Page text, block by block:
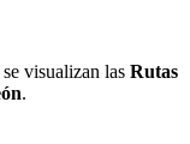
visualizan las Rutas
.